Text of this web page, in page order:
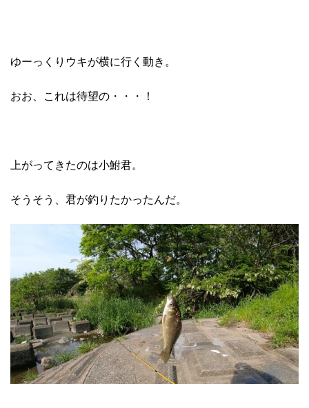
ゆーっくりウキが横に行く動き。
おお、これは待望の・・・！
上がってきたのは小鮒君。
そうそう、君が釣りたかったんだ。